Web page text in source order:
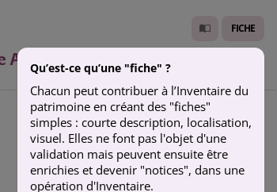
FICHE
Anne du Portzic - Brest
Qu’est-ce qu’une "fiche" ?
Chacun peut contribuer à l’Inventaire du
patrimoine en créant des "fiches"
simples : courte description, localisation,
visuel. Elles ne font pas l'objet d'une
validation mais peuvent ensuite être
enrichies et devenir "notices", dans une
opération d'Inventaire.